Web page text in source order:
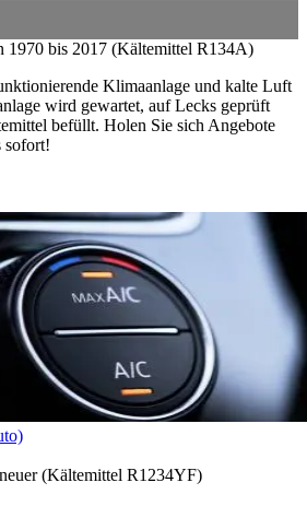
1970 bis 2017 (Kältemittel R134A)
Klimaanlage und kalte Luft
wird gewartet, auf Lecks geprüft
befüllt. Holen Sie sich Angebote
sofort!
(Kältemittel R1234YF)